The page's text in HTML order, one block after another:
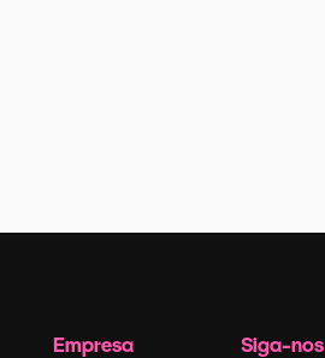
Empresa Siga-nos